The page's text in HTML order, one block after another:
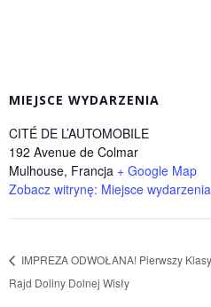
MIEJSCE WYDARZENIA
CITÉ DE L’AUTOMOBILE
192 Avenue de Colmar
Mulhouse, Francja + Google Map
Zobacz witrynę: Miejsce wydarzenia
IMPREZA ODWOŁANA! Pierwszy
Rajd Doliny Dolnej Wisły